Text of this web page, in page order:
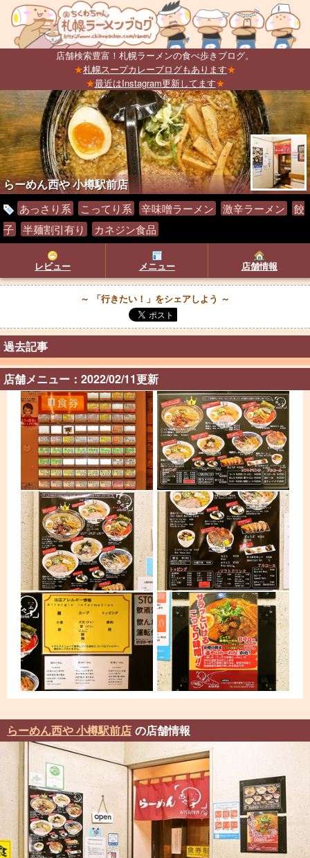
店舗検索豊富！札幌ラーメンの食べ歩きブログ。
★札幌スープカレーブログもあります★
★最近はInstagram更新してます★
らーめん西や 小樽駅前店
あっさり系 こってり系 辛味噌ラーメン 激辛ラーメン
餃
子
半麺割引有り カネジン食品
レビュー メニュー 店舗情報
～ 「行きたい！」をシェアしよう ～
過去記事
店舗メニュー：2022/02/11更新
らーめん西や 小樽駅前店 の店舗情報